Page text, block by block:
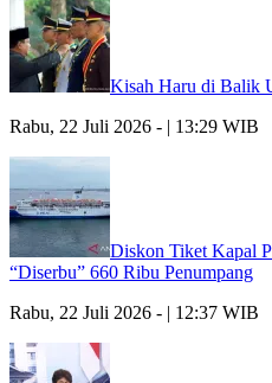
Kisah Haru di Balik
Rabu, 22 Juli 2026 - | 13:29 WIB
Diskon Tiket Kapal
“Diserbu” 660 Ribu Penumpang
Rabu, 22 Juli 2026 - | 12:37 WIB